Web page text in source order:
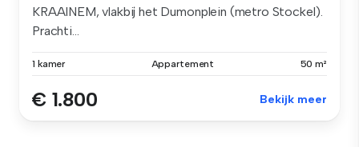
KRAAINEM, vlakbij het Dumonplein (metro Stockel).
Prachti...
1 kamer Appartement 50 m²
€ 1.800 Bekijk meer